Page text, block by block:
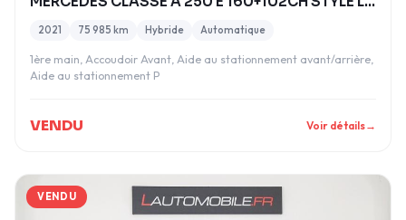
2021 75 985 km Hybride Automatique
1ère main, Accoudoir Avant, Aide au stationnement avant/arrière,
Aide au stationnement P
VENDU Voir détails→
VENDU